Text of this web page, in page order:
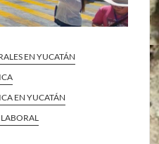
EN YUCATÁN
EN YUCATÁN